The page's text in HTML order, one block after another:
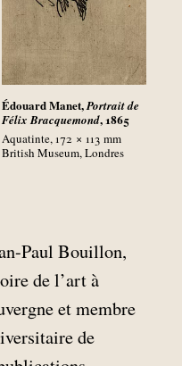
Édouard Manet,Portrait de
Félix Bracquemond, 1865
Aquatinte, 172 × 113 mm
British Museum, Londres
Paul Bouillon,
de l’art à
et membre
de